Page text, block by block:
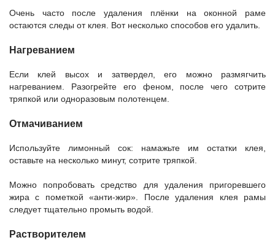
Очень часто после удаления плёнки на оконной раме
остаются следы от клея. Вот несколько способов его удалить.
Нагреванием
Если клей высох и затвердел, его можно размягчить
нагреванием. Разогрейте его феном, после чего сотрите
тряпкой или одноразовым полотенцем.
Отмачиванием
Используйте лимонный сок: намажьте им остатки клея,
оставьте на несколько минут, сотрите тряпкой.
Можно попробовать средство для удаления пригоревшего
жира с пометкой «анти-жир». После удаления клея рамы
следует тщательно промыть водой.
Растворителем